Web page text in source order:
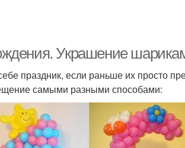
Украшение
праздник, если раньше их просто
самыми разными способами: